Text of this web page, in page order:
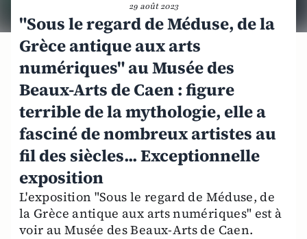
29 août 2023
"Sous le regard de Méduse, de la
Grèce antique aux arts
numériques" au Musée des
Beaux-Arts de Caen : figure
terrible de la mythologie, elle a
fasciné de nombreux artistes au
fil des siècles... Exceptionnelle
exposition
L'exposition "Sous le regard de Méduse, de
la Grèce antique aux arts numériques" est à
voir au Musée des Beaux-Arts de Caen.